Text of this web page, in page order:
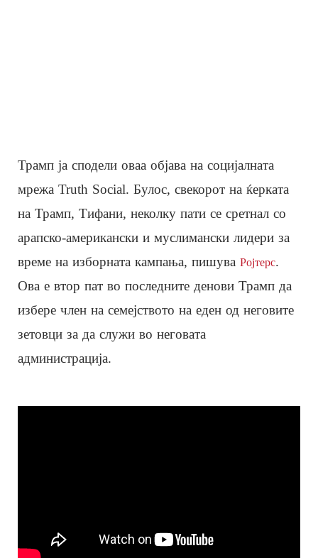
Трамп ја сподели оваа објава на социјалната
мрежа Truth Social. Булос, свекорот на ќерката
на Трамп, Тифани, неколку пати се сретнал со
арапско-американски и муслимански лидери за
време на изборната кампања, пишува Ројтерс.
Ова е втор пат во последните денови Трамп да
избере член на семејството на еден од неговите
зетовци за да служи во неговата
администрација.